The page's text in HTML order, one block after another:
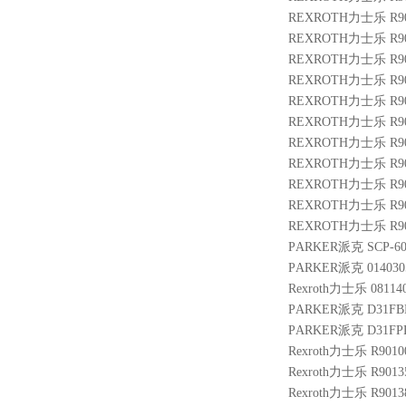
REXROTH力士乐
REXROTH力士乐
REXROTH力士乐
REXROTH力士乐
REXROTH力士乐
REXROTH力士乐
REXROTH力士乐
REXROTH力士乐
REXROTH力士乐
REXROTH力士乐
REXROTH力士乐
PARKER派克 SCP-
PARKER派克
Rexroth力士乐
PARKER派克
PARKER派克
Rexroth力士乐
Rexroth力士乐
Rexroth力士乐